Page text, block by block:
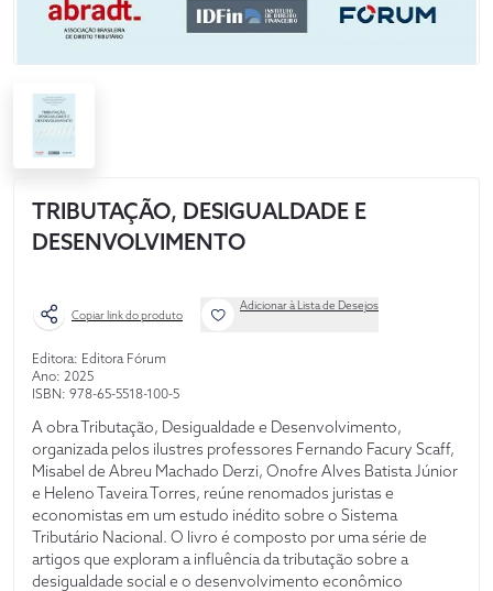
TRIBUTAÇÃO, DESIGUALDADE E
DESENVOLVIMENTO
Copiar link do produto
Adicionar à Lista de Desejos
Editora: Editora Fórum
Ano: 2025
ISBN: 978-65-5518-100-5
A obra Tributação, Desigualdade e Desenvolvimento,
organizada pelos ilustres professores Fernando Facury Scaff,
Misabel de Abreu Machado Derzi, Onofre Alves Batista Júnior
e Heleno Taveira Torres, reúne renomados juristas e
economistas em um estudo inédito sobre o Sistema
Tributário Nacional. O livro é composto por uma série de
artigos que exploram a influência da tributação sobre a
desigualdade social e o desenvolvimento econômico